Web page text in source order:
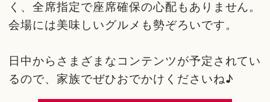
く、全席指定で座席確保の心配もありません。
会場には美味しいグルメも勢ぞろいです。
日中からさまざまなコンテンツが予定されてい
るので、家族でぜひおでかけくださいね♪